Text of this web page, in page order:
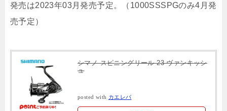
発売は2023年03月発売予定。（1000SSSPGのみ4月発
売予定）
シマノ スピニングリール 23 ヴァンキッシ
ュ
posted with カエレバ